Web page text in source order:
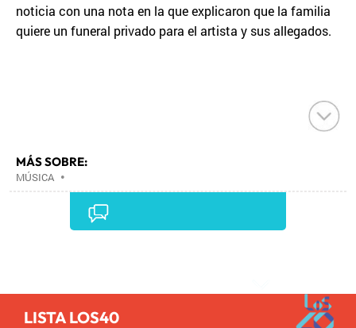
noticia con una nota en la que explicaron que la familia
quiere un funeral privado para el artista y sus allegados.
MÁS SOBRE:
MÚSICA •
LISTA LOS40